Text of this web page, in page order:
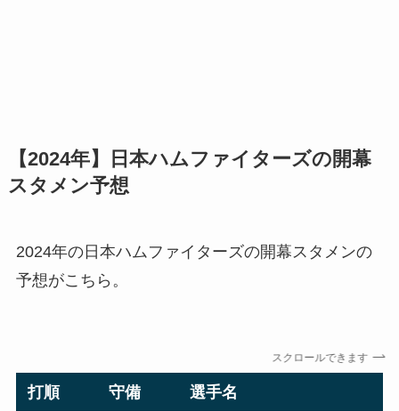
【2024年】日本ハムファイターズの開幕
スタメン予想
2024年の日本ハムファイターズの開幕スタメンの
予想がこちら。
スクロールできます
打順 守備 選手名